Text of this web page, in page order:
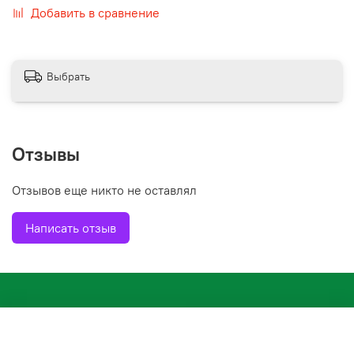
Добавить в сравнение
Выбрать
Отзывы
Отзывов еще никто не оставлял
Написать отзыв